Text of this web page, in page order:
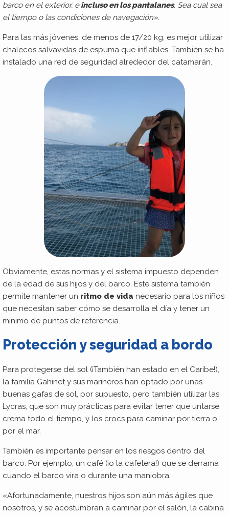
barco en el exterior, eincluso en los pantalanes. Sea cual sea
el tiempo o las condiciones de navegación».
Para las más jóvenes, de menos de 17/20 kg, es mejor utilizar
chalecos salvavidas de espuma que inflables. También se ha
instalado una red de seguridad alrededor del catamarán.
Obviamente, estas normas y el sistema impuesto dependen
de la edad de sus hijos y del barco. Este sistema también
permite mantener un ritmo de vida necesario para los niños
que necesitan saber cómo se desarrolla el día y tener un
mínimo de puntos de referencia.
Protección y seguridad a bordo
Para protegerse del sol (¡También han estado en el Caribe!),
la familia Gahinet y sus marineros han optado por unas
buenas gafas de sol, por supuesto, pero también utilizar las
Lycras, que son muy prácticas para evitar tener que untarse
crema todo el tiempo, y los crocs para caminar por tierra o
por el mar.
También es importante pensar en los riesgos dentro del
barco. Por ejemplo, un café (¡o la cafetera!) que se derrama
cuando el barco vira o durante una maniobra.
«Afortunadamente, nuestros hijos son aún más ágiles que
nosotros, y se acostumbran a caminar por el salón, la cabina